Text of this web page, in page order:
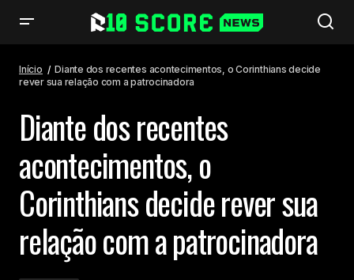
relação com a patrocinadora
Início
Diante dos recentes acontecimentos, o Corinthians decide
rever sua relação com a patrocinadora
Diante dos recentes
acontecimentos, o
Corinthians decide rever sua
relação com a patrocinadora